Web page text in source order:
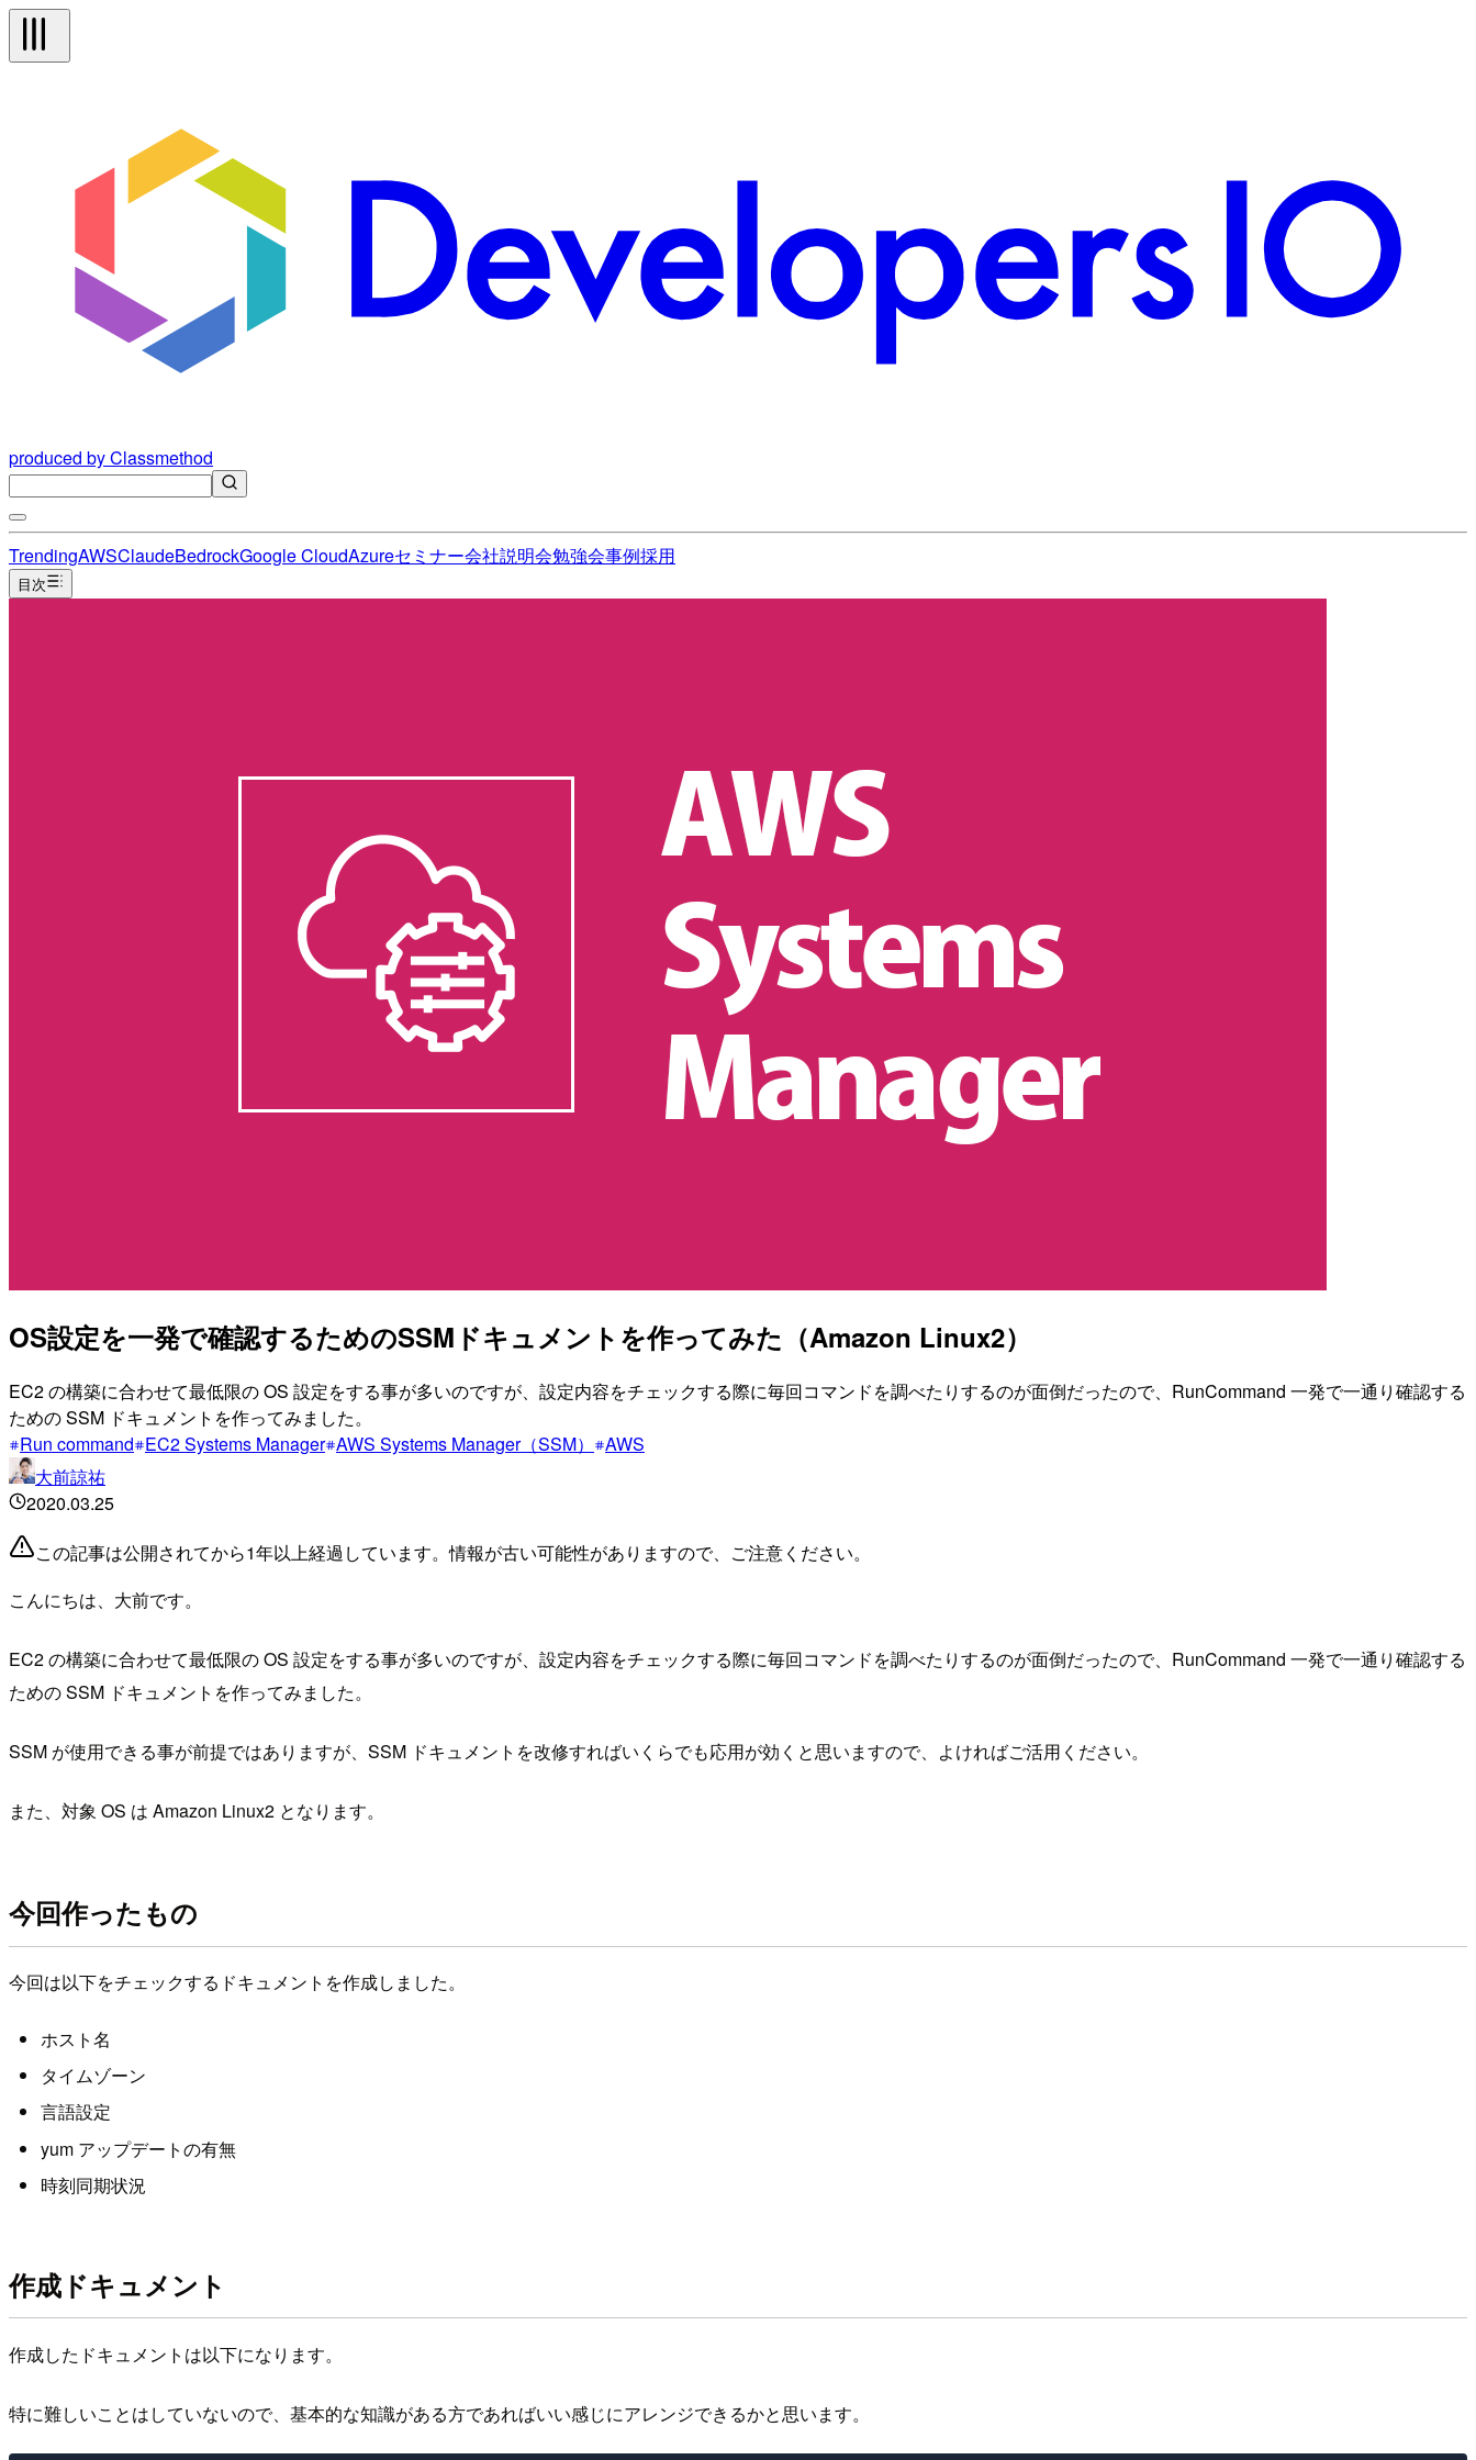
produced by Classmethod
TrendingAWSClaudeBedrockGoogle CloudAzureセミナー会社説明会勉強会事例採用
目次
OS設定を一発で確認するためのSSMドキュメントを作ってみた（Amazon Linux2）
EC2 の構築に合わせて最低限の OS 設定をする事が多いのですが、設定内容をチェックする際に毎回コマンドを調べたりするのが面倒だったので、RunCommand 一発で一通り確認する
ための SSM ドキュメントを作ってみました。
Run command EC2 Systems Manager AWS Systems Manager（SSM）
AWS
大前諒祐
2020.03.25
この記事は公開されてから1年以上経過しています。情報が古い可能性がありますので、ご注意ください。
こんにちは、大前です。
EC2 の構築に合わせて最低限の OS 設定をする事が多いのですが、設定内容をチェックする際に毎回コマンドを調べたりするのが面倒だったので、RunCommand 一発で一通り確認する
ための SSM ドキュメントを作ってみました。
SSM が使用できる事が前提ではありますが、SSM ドキュメントを改修すればいくらでも応用が効くと思いますので、よければご活用ください。
また、対象 OS は Amazon Linux2 となります。
今回作ったもの
今回は以下をチェックするドキュメントを作成しました。
ホスト名
タイムゾーン
言語設定
yum アップデートの有無
時刻同期状況
作成ドキュメント
作成したドキュメントは以下になります。
特に難しいことはしていないので、基本的な知識がある方であればいい感じにアレンジできるかと思います。